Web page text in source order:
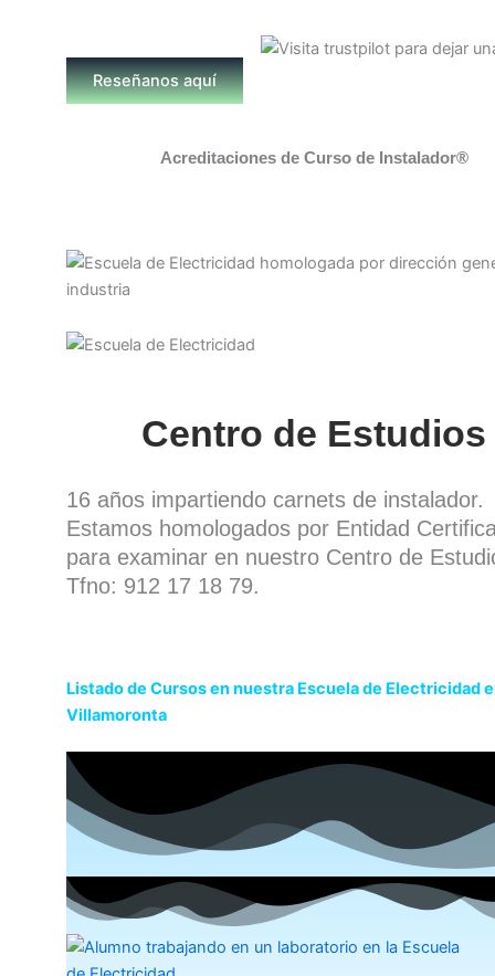
Reseñanos aquí
Acreditaciones de Curso de Instalador®
Centro de Estudios
16 años impartiendo carnets de instalador.
Estamos homologados por Entidad
para examinar en nuestro Centro de
Tfno: 912 17 18 79.
Listado de Cursos en nuestra Escuela de Electricidad
Villamoronta